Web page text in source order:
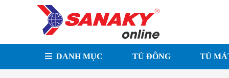
DANH MỤC TỦ ĐÔNG TỦ